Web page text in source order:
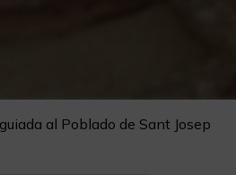
al Poblado de Sant Josep